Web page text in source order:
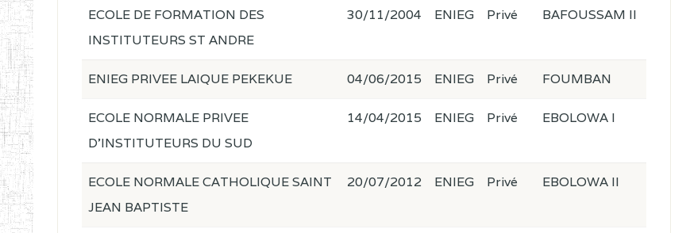
ECOLE DE FORMATION DES
INSTITUTEURS ST ANDRE
30/11/2004 ENIEG Privé BAFOUSSAM II
ENIEG PRIVEE LAIQUE PEKEKUE 04/06/2015 ENIEG Privé FOUMBAN
ECOLE NORMALE PRIVEE
D'INSTITUTEURS DU SUD
14/04/2015 ENIEG Privé EBOLOWA I
ECOLE NORMALE CATHOLIQUE SAINT
JEAN BAPTISTE
20/07/2012 ENIEG Privé EBOLOWA II